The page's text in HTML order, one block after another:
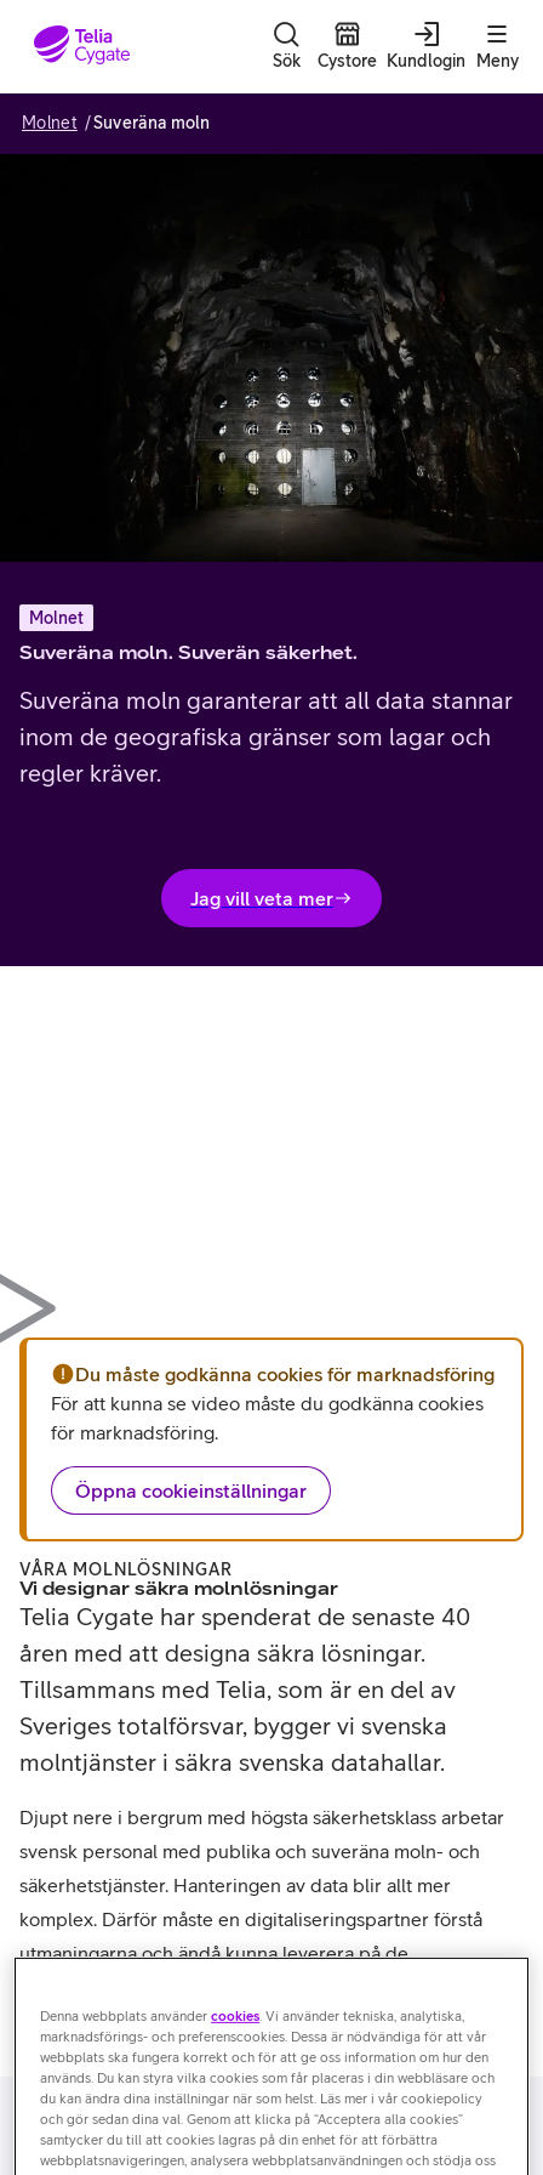
Gå till sidans innehåll
Sök Cystore Kundlogin Meny
Molnet Suveräna moln
Molnet
Suveräna moln. Suverän säkerhet.
Suveräna moln garanterar att all data stannar
inom de geografiska gränser som lagar och
regler kräver.
Jag vill veta mer
Du måste godkänna cookies för marknadsföring
För att kunna se video måste du godkänna cookies
för marknadsföring.
Öppna cookieinställningar
VÅRA MOLNLÖSNINGAR
Vi designar säkra molnlösningar
Telia Cygate har spenderat de senaste 40
åren med att designa säkra lösningar.
Tillsammans med Telia, som är en del av
Sveriges totalförsvar, bygger vi svenska
molntjänster i säkra svenska datahallar.
Djupt nere i bergrum med högsta säkerhetsklass arbetar
svensk personal med publika och suveräna moln- och
säkerhetstjänster. Hanteringen av data blir allt mer
komplex. Därför måste en digitaliseringspartner förstå
utmaningarna och ändå kunna leverera på de
löser detta med något som vi kallar för Suveräna moln.
UPPFYLLER GÄLLANDE KRAV OCH REGLER
Vi erbjuder molnlösningar som klarar hårda krav
Denna webbplats användercookies . Vi använder tekniska, analytiska,
marknadsförings- och preferenscookies. Dessa är nödvändiga för att vår
webbplats ska fungera korrekt och för att ge oss information om hur den
används. Du kan styra vilka cookies som får placeras i din webbläsare och
du kan ändra dina inställningar när som helst. Läs mer i vår cookiepolicy
och gör sedan dina val. Genom att klicka på “Acceptera alla cookies”
samtycker du till att cookies lagras på din enhet för att förbättra
webbplatsnavigeringen, analysera webbplatsanvändningen och stödja oss